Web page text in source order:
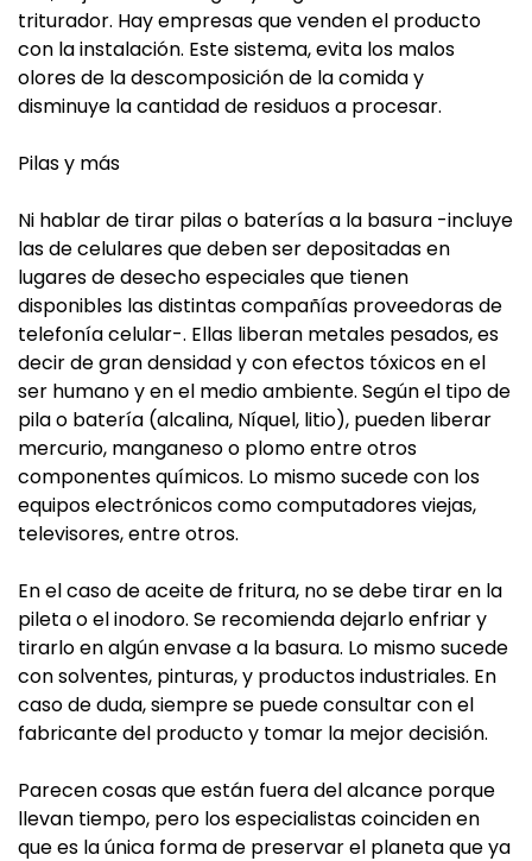
triturador. Hay empresas que venden el producto
con la instalación. Este sistema, evita los malos
olores de la descomposición de la comida y
disminuye la cantidad de residuos a procesar.
Pilas y más
Ni hablar de tirar pilas o baterías a la basura -incluye
las de celulares que deben ser depositadas en
lugares de desecho especiales que tienen
disponibles las distintas compañías proveedoras de
telefonía celular-. Ellas liberan metales pesados, es
decir de gran densidad y con efectos tóxicos en el
ser humano y en el medio ambiente. Según el tipo de
pila o batería (alcalina, Níquel, litio), pueden liberar
mercurio, manganeso o plomo entre otros
componentes químicos. Lo mismo sucede con los
equipos electrónicos como computadores viejas,
televisores, entre otros.
En el caso de aceite de fritura, no se debe tirar en la
pileta o el inodoro. Se recomienda dejarlo enfriar y
tirarlo en algún envase a la basura. Lo mismo sucede
con solventes, pinturas, y productos industriales. En
caso de duda, siempre se puede consultar con el
fabricante del producto y tomar la mejor decisión.
Parecen cosas que están fuera del alcance porque
llevan tiempo, pero los especialistas coinciden en
que es la única forma de preservar el planeta que ya